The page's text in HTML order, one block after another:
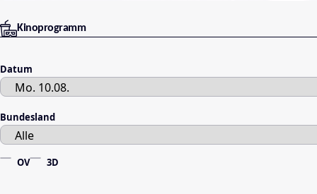
Kinoprogramm
Datum
Bundesland
OV 3D